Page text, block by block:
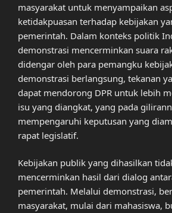
masyarakat untuk menyampaikan
ketidakpuasan terhadap kebijakan
pemerintah. Dalam konteks politik
demonstrasi mencerminkan suara
didengar oleh para pemangku
demonstrasi berlangsung, tekanan
dapat mendorong DPR untuk lebih
isu yang diangkat, yang pada
mempengaruhi keputusan yang
rapat legislatif.
Kebijakan publik yang dihasilkan
mencerminkan hasil dari dialog
pemerintah. Melalui demonstrasi,
masyarakat, mulai dari mahasiswa,